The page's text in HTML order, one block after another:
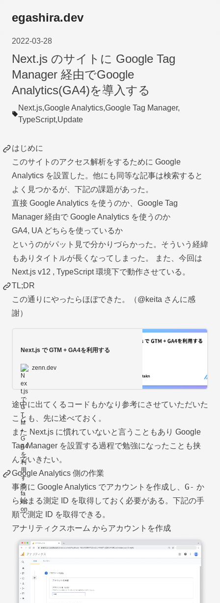
egashira.dev
2022-03-28
Next.js のサイトに Google Tag
Manager 経由でGoogle
Analytics(GA4)を導入する
Next.js,Google Analytics,Google Tag Manager,
TypeScript,Update
はじめに
このサイトのアクセス解析をするために Google
Analytics を設置した。他にも同等な記事は検索すると
よく見つかるが、下記の課題があった。
直接 Google Analytics を使うのか、Google Tag
Manager 経由で Google Analytics を使うのか
GA4, UA どちらを使っているか
というのがパット見で分かりづらかった。そういう経緯
もありタイトルが長くなってしまった。 また、今回は
Next.js v12 , TypeScript 環境下で動作させている。
TL;DR
この通りにやったらほぼできた。（@keita さんに感
謝）
Next.js で GTM + GA4を利用する
zenn.dev
途中に出てくるコードもかなり参考にさせていただいた
ことも、先に述べておく。
また Next.js に慣れていないと言うこともあり Google
Tag Manager を設置する過程で勉強になったことも挟
んでいきたい。
Google Analytics 側の作業
事前に Google Analytics でアカウントを作成し、 G- か
ら始まる測定 ID を取得しておく必要がある。下記の手
順で測定 ID を取得できる。
アナリティクスホーム からアカウントを作成